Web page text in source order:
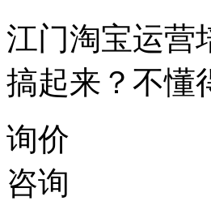
江门淘宝运营
搞起来？不懂
询价
咨询